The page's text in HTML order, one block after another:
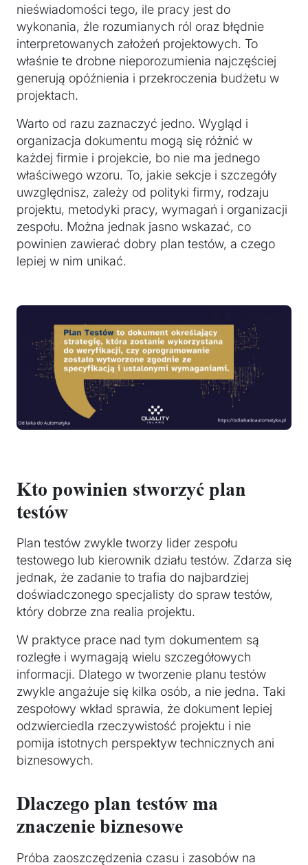
nieświadomości tego, ile pracy jest do
wykonania, źle rozumianych ról oraz błędnie
interpretowanych założeń projektowych. To
właśnie te drobne nieporozumienia najczęściej
generują opóźnienia i przekroczenia budżetu w
projektach.
Warto od razu zaznaczyć jedno. Wygląd i
organizacja dokumentu mogą się różnić w
każdej firmie i projekcie, bo nie ma jednego
właściwego wzoru. To, jakie sekcje i szczegóły
uwzględnisz, zależy od polityki firmy, rodzaju
projektu, metodyki pracy, wymagań i organizacji
zespołu. Można jednak jasno wskazać, co
powinien zawierać dobry plan testów, a czego
lepiej w nim unikać.
Kto powinien stworzyć plan
testów
Plan testów zwykle tworzy lider zespołu
testowego lub kierownik działu testów. Zdarza się
jednak, że zadanie to trafia do najbardziej
doświadczonego specjalisty do spraw testów,
który dobrze zna realia projektu.
W praktyce prace nad tym dokumentem są
rozległe i wymagają wielu szczegółowych
informacji. Dlatego w tworzenie planu testów
zwykle angażuje się kilka osób, a nie jedna. Taki
zespołowy wkład sprawia, że dokument lepiej
odzwierciedla rzeczywistość projektu i nie
pomija istotnych perspektyw technicznych ani
biznesowych.
Dlaczego plan testów ma
znaczenie biznesowe
Próba zaoszczędzenia czasu i zasobów na